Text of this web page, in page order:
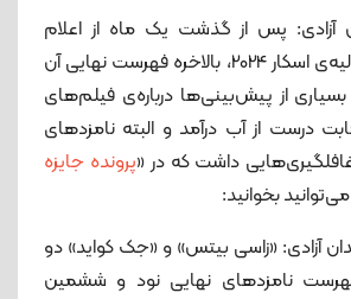
آزادی: پس از گذشت یک ماه از اعلام
نامزدهای اولیه‌ی اسکار 2024، بالاخره فهرست‌ نهایی آن
از پیش‌بینی‌ها درباره‌ی فیلم‌های
درست از آب درآمد و البته نامزدهای
پرونده جایزه
بخوانید:
آزادی: «زاسی بیتس» و «جک کواید» دو
فهرست نامزدهای نهایی نود و ششمین